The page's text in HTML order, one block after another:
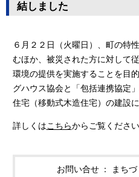
結しました
６月２２日（火曜日）、町の特
むほか、被災された方に対して
環境の提供を実施することを目
グハウス協会と「包括連携協定
住宅（移動式木造住宅）の建設
詳しくはこちらからご覧ください
お問い合せ
まち